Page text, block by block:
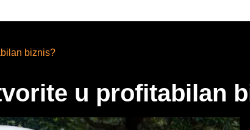
biznis?
u profitabilan